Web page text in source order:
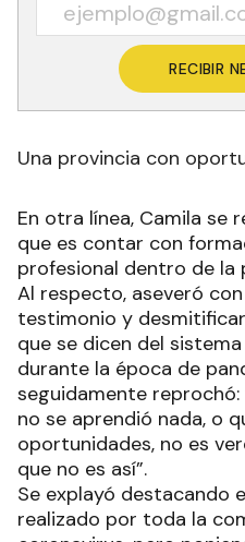
Recibí las
RECIBIR
Una provincia con
En otra línea, Camila se
que es contar con
profesional dentro de la
Al respecto, aseveró con
testimonio y
que se dicen del
durante la época de
seguidamente reprochó:
no se aprendió nada, o
oportunidades, no es